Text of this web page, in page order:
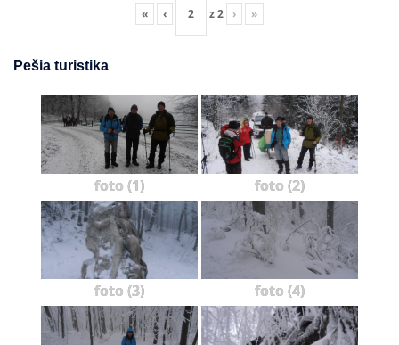
« ‹ z2 › »
Pešia turistika
foto (1) foto (2)
foto (3) foto (4)